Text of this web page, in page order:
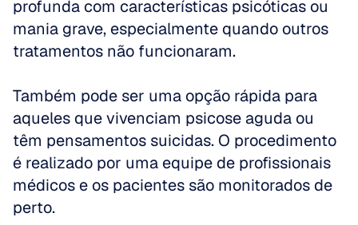
profunda com características psicóticas ou
mania grave, especialmente quando outros
tratamentos não funcionaram.
Também pode ser uma opção rápida para
aqueles que vivenciam psicose aguda ou
têm pensamentos suicidas. O procedimento
é realizado por uma equipe de profissionais
médicos e os pacientes são monitorados de
perto.